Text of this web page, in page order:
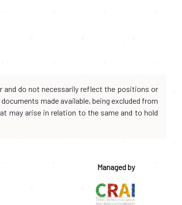
and do not necessarily reflect the positions or
made available, being excluded from
may arise in relation to the same and to hold
Managed by